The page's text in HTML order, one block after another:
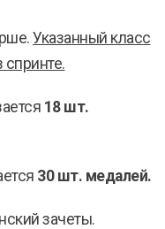
Указанный класс
спринте.
18 шт.
30 шт. медалей.
зачеты.